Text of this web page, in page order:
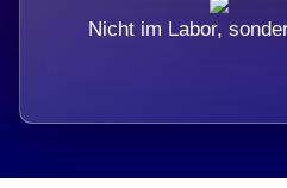
Nicht im Labor,